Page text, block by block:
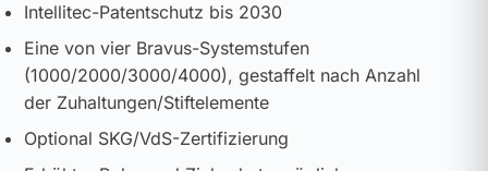
Intellitec-Patentschutz bis 2030
Eine von vier Bravus-Systemstufen
(1000/2000/3000/4000), gestaffelt nach Anzahl
der Zuhaltungen/Stiftelemente
Optional SKG/VdS-Zertifizierung